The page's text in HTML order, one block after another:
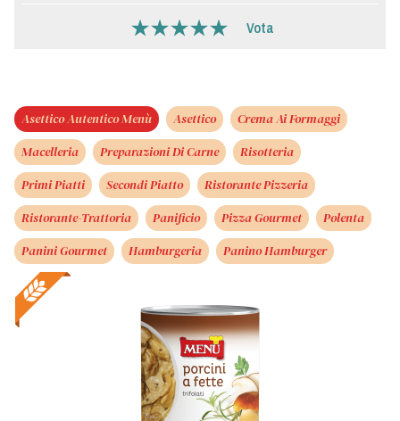
Vota
Asettico Autentico Menù Asettico
Crema Ai Formaggi
Macelleria
Preparazioni Di Carne
Risotteria
Primi Piatti
Secondi Piatto
Ristorante Pizzeria
Ristorante-Trattoria
Panificio Pizza Gourmet
Polenta
Panini Gourmet
Hamburgeria Panino Hamburger